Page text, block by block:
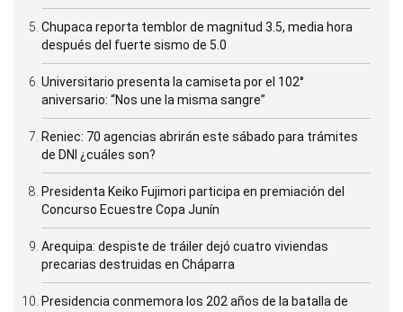
Chupaca reporta temblor de magnitud 3.5, media hora
después del fuerte sismo de 5.0
Universitario presenta la camiseta por el 102°
aniversario: “Nos une la misma sangre”
Reniec: 70 agencias abrirán este sábado para trámites
de DNI ¿cuáles son?
Presidenta Keiko Fujimori participa en premiación del
Concurso Ecuestre Copa Junín
Arequipa: despiste de tráiler dejó cuatro viviendas
precarias destruidas en Cháparra
Presidencia conmemora los 202 años de la batalla de